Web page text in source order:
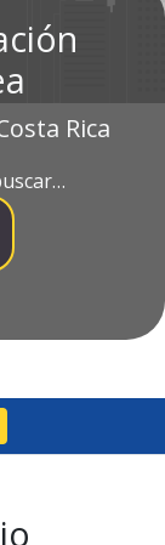
Rica